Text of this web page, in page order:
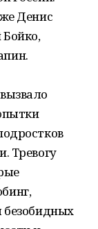
Денис
Тревогу
безобидных